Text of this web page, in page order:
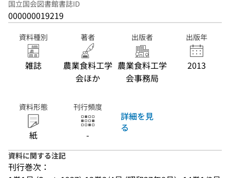
国立国会図書館書誌ID
000000019219
資料種別
雑誌
著者
農業食料工学
会ほか
出版者
農業食料工学
会事務局
出版年
2013
資料形態
紙
刊行頻度
-
詳細を見
る
資料に関する注記
刊行巻次：